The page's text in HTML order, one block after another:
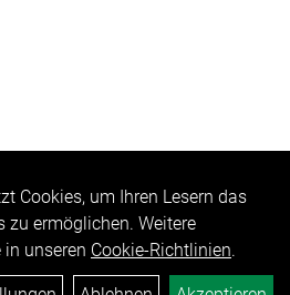
Cookies, um Ihren Lesern das
zu ermöglichen. Weitere
unseren Cookie-Richtlinien.
Auftrag widerrufen